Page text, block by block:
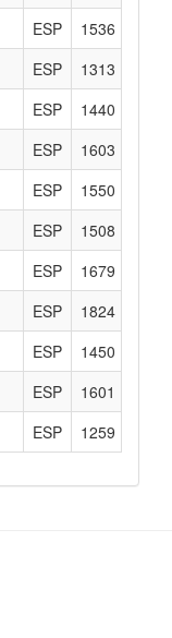
ESP 1536
ESP 1313
ESP 1440
ESP 1603
ESP 1550
ESP 1508
ESP 1679
ESP 1824
ESP 1450
ESP 1601
ESP 1259